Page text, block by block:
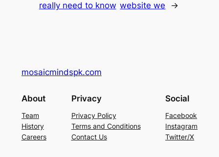
really need to know website we
→
mosaicmindspk.com
About
Team
History
Careers
Privacy
Privacy Policy
Terms and Conditions
Contact Us
Social
Facebook
Instagram
Twitter/X